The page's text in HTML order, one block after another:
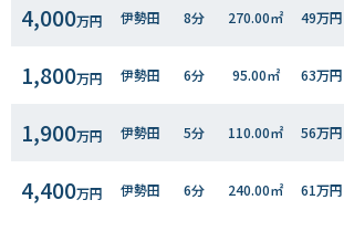
4,000万円 伊勢田 8分 270.00㎡ 49万円
1,800万円 伊勢田 6分 95.00㎡ 63万円
1,900万円 伊勢田 5分 110.00㎡ 56万円
4,400万円 伊勢田 6分 240.00㎡ 61万円